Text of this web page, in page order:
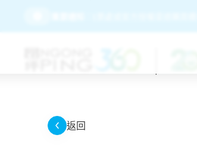
官方網站、售票處或官方授權渠道購買纜車門
返回